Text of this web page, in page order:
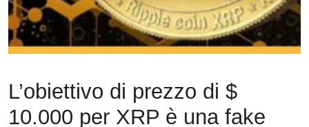
L’obiettivo di prezzo di $
10.000 per XRP è una fake